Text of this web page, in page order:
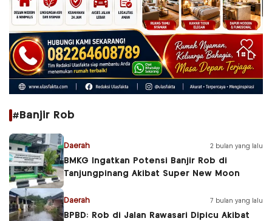
#Banjir Rob
Daerah 2 bulan yang lalu
BMKG Ingatkan Potensi Banjir Rob di
Tanjungpinang Akibat Super New Moon
Daerah 7 bulan yang lalu
BPBD: Rob di Jalan Rawasari Dipicu Akibat